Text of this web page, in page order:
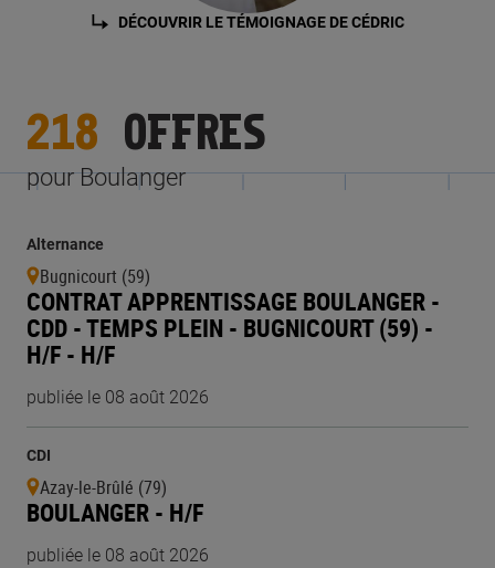
DÉCOUVRIR LE TÉMOIGNAGE DE CÉDRIC
218 OFFRES
pour Boulanger
Alternance
Bugnicourt (59)
CONTRAT APPRENTISSAGE BOULANGER -
CDD - TEMPS PLEIN - BUGNICOURT (59) -
H/F - H/F
publiée le 08 août 2026
CDI
Azay-le-Brûlé (79)
BOULANGER - H/F
publiée le 08 août 2026